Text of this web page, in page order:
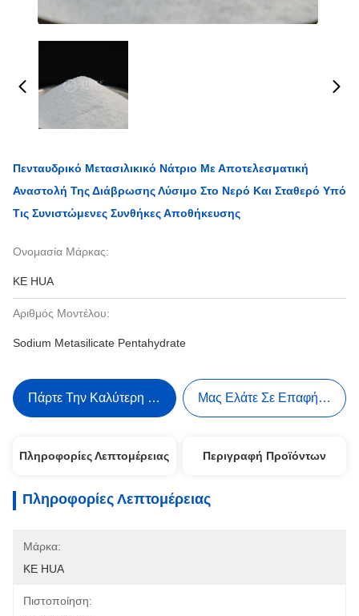
Πενταυδρικό Μετασιλικικό Νάτριο Με Αποτελεσματική
Αναστολή Της Διάβρωσης Λύσιμο Στο Νερό Και Σταθερό Υπό
Τις Συνιστώμενες Συνθήκες Αποθήκευσης
Ονομασία Μάρκας:
KE HUA
Αριθμός Μοντέλου:
Sodium Metasilicate Pentahydrate
Πάρτε Την Καλύτερη Τιμή Μας Ελάτε Σε Επαφή Με
Πληροφορίες Λεπτομέρειας Περιγραφή Προϊόντων
Πληροφορίες Λεπτομέρειας
Μάρκα:
KE HUA
Πιστοποίηση: